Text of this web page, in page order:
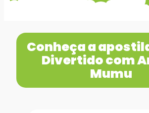
Conheça a
Divertido com
Mumu